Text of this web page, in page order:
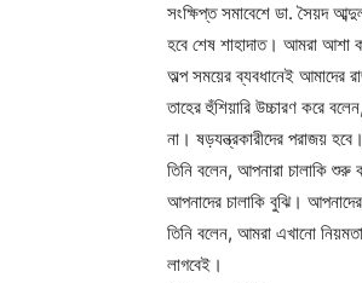
সংক্ষিপ্ত সমাবেশে ডা. সৈয়দ
হবে শেষ শাহাদাত। আমরা আশা
অল্প সময়ের ব্যবধানেই আমাদের
তাহের হুঁশিয়ারি উচ্চারণ করে
না। ষড়যন্ত্রকারীদের পরাজয়
তিনি বলেন, আপনারা চালাকি
আপনাদের চালাকি বুঝি।
তিনি বলেন, আমরা এখানো
লাগবেই।